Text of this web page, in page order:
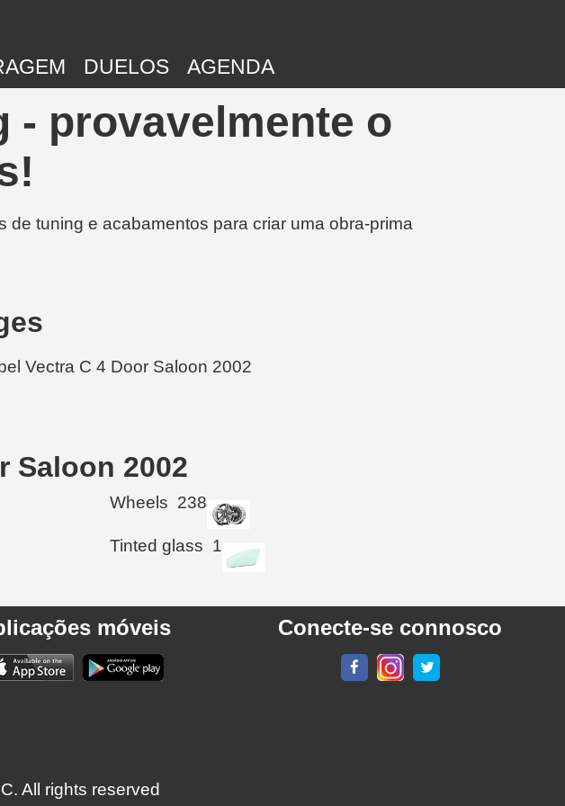
DUELOS AGENDA
- provavelmente o
tuning e acabamentos para criar uma obra-prima
Saloon 2002
Wheels 238
Tinted glass 1
móveis Conecte-se connosco
All rights reserved